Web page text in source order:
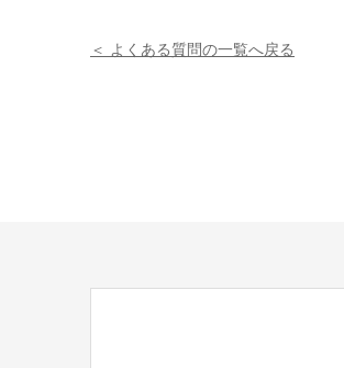
＜ よくある質問の一覧へ戻る